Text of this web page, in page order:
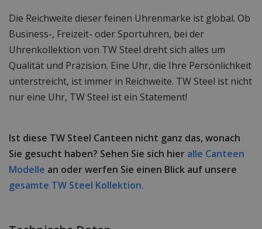
Die Reichweite dieser feinen Uhrenmarke ist global. Ob
Business-, Freizeit- oder Sportuhren, bei der
Uhrenkollektion von TW Steel dreht sich alles um
Qualität und Präzision. Eine Uhr, die Ihre Persönlichkeit
unterstreicht, ist immer in Reichweite. TW Steel ist nicht
nur eine Uhr, TW Steel ist ein Statement!
Ist diese TW Steel Canteen nicht ganz das, wonach
Sie gesucht haben? Sehen Sie sich hier alle Canteen
Modelle an oder werfen Sie einen Blick auf unsere
gesamte TW Steel Kollektion.